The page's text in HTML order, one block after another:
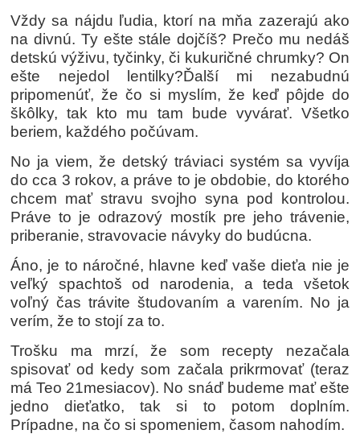
Vždy sa nájdu ľudia, ktorí na mňa zazerajú ako
na divnú. Ty ešte stále dojčíš? Prečo mu nedáš
detskú výživu, tyčinky, či kukuričné chrumky? On
ešte nejedol lentilky?Ďalší mi nezabudnú
pripomenúť, že čo si myslím, že keď pôjde do
škôlky, tak kto mu tam bude vyvárať. Všetko
beriem, každého počúvam.
No ja viem, že detský tráviaci systém sa vyvíja
do cca 3 rokov, a práve to je obdobie, do ktorého
chcem mať stravu svojho syna pod kontrolou.
Práve to je odrazový mostík pre jeho trávenie,
priberanie, stravovacie návyky do budúcna.
Áno, je to náročné, hlavne keď vaše dieťa nie je
veľký spachtoš od narodenia, a teda všetok
voľný čas trávite študovaním a varením. No ja
verím, že to stojí za to.
Trošku ma mrzí, že som recepty nezačala
spisovať od kedy som začala prikrmovať (teraz
má Teo 21mesiacov). No snáď budeme mať ešte
jedno dieťatko, tak si to potom doplním.
Prípadne, na čo si spomeniem, časom nahodím.